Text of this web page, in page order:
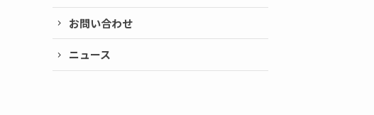
お問い合わせ
ニュース